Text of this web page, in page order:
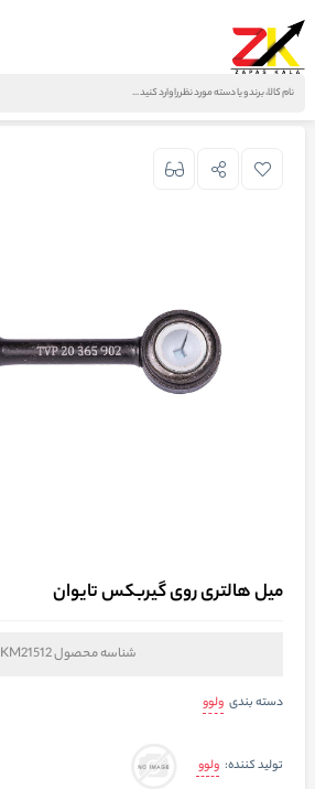
خانه لوازم گیربکسی ولوو
میل هالتری روی گیربکس تایوان
شناسه محصولKM21512
دسته بندی ولوو
تولید کننده: ولوو